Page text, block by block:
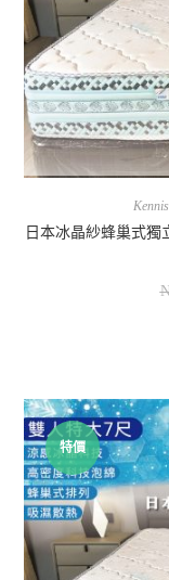
日本冰晶紗蜂巢式
特價